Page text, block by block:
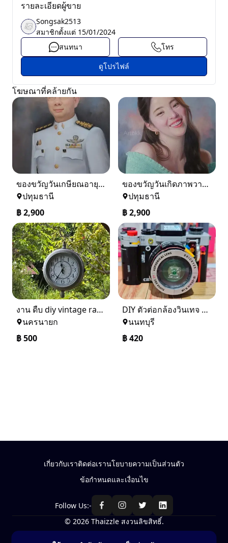
รายละเอียดผู้ขาย
Songsak2513
สมาชิกตั้งแต่ 15/01/2024
สนทนา
โทร
ดูโปรไฟล์
โฆษณาที่คล้ายกัน
ของขวัญวันเกษียณอายุราชการ
ปทุมธานี
฿2,900
ของขวัญวันเกิดภาพวาดสีน้ำมัน
ปทุมธานี
฿2,900
งาน ดืบ diy vintage ratro รีบขายด่วน เพราะ ปล่อยเซ้งร้าน ยกเว้นของเเต่ง
นครนายก
฿500
DIY ตัวต่อกล้องวินเทจ ประกอบง่าย ของเล่นมินิมอลตกแต่งบ้าน สวยคลาสสิกจาก IrregularToys
นนทบุรี
฿420
เกี่ยวกับเราติดต่อเรานโยบายความเป็นส่วนตัว
ข้อกำหนดและเงื่อนไข
Follow Us:-
© 2026 Thaizzle สงวนลิขสิทธิ์.